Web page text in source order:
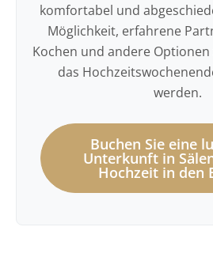
komfortabel und
Möglichkeit, erfahrene
Kochen und andere
das
werden.
Buchen Sie eine
Unterkunft in
Hochzeit in den